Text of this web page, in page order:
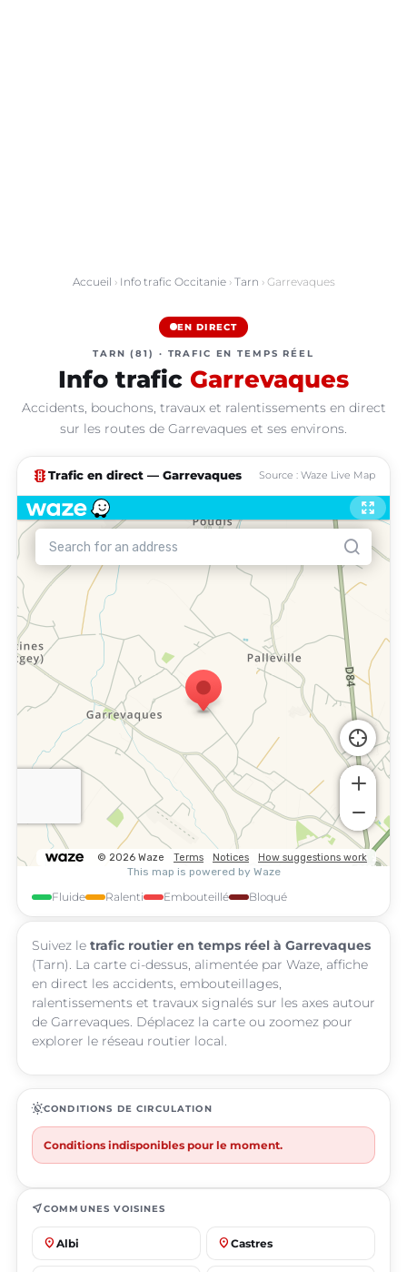
Accueil › Info trafic Occitanie› Tarn › Garrevaques
EN DIRECT
TARN (81) · TRAFIC EN TEMPS RÉEL
Info trafic Garrevaques
Accidents, bouchons, travaux et ralentissements en direct
sur les routes de Garrevaques et ses environs.
traffic Trafic en direct — Garrevaques Source : Waze Live Map
Fluide Ralenti Embouteillé Bloqué
Suivez le trafic routier en temps réel à Garrevaques
(Tarn). La carte ci-dessus, alimentée par Waze, affiche
en direct les accidents, embouteillages,
ralentissements et travaux signalés sur les axes autour
de Garrevaques. Déplacez la carte ou zoomez pour
explorer le réseau routier local.
routineCONDITIONS DE CIRCULATION
Conditions indisponibles pour le moment.
near_meCOMMUNES VOISINES
place Albi place Castres